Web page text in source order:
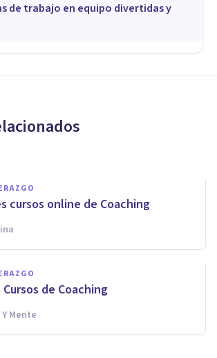
de trabajo en equipo divertidas y
sobre el Coaching
cursos online de Coaching
de Coaching
Mente
Cursos de
en Chile